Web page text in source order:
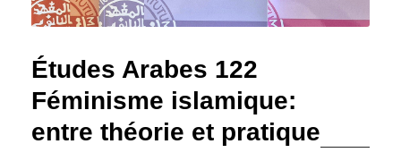
Études Arabes 122
Féminisme islamique:
entre théorie et pratique